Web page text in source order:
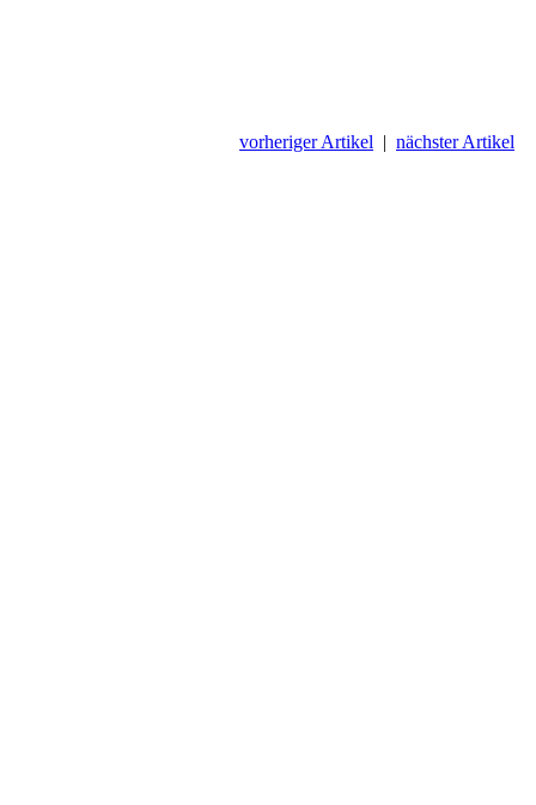
vorheriger Artikel | nächster Artikel